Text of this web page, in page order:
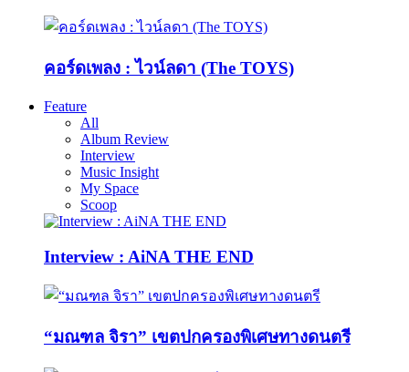
คอร์ดเพลง : ไวน์ลดา (The TOYS)
Feature
All
Album Review
Interview
Music Insight
My Space
Scoop
Interview : AiNA THE END
“มณฑล จิรา” เขตปกครองพิเศษทางดนตรี